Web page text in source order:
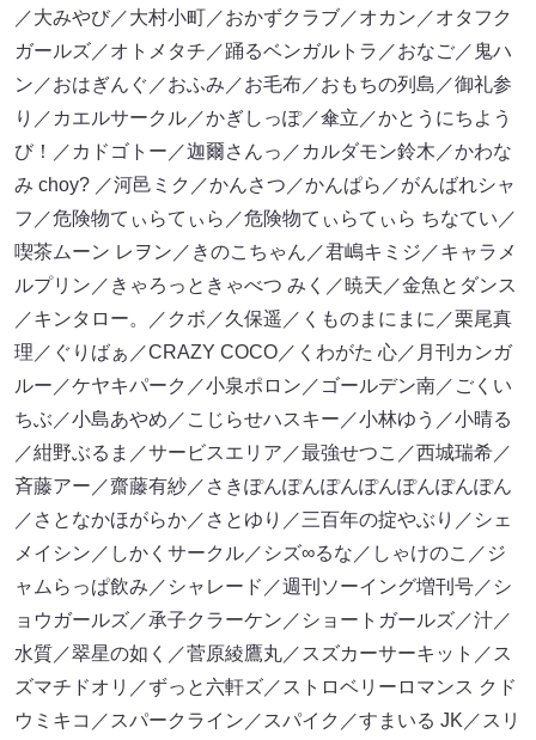
／大みやび／大村小町／おかずクラブ／オカン／オタフク
ガールズ／オトメタチ／踊るベンガルトラ／おなご／鬼ハ
ン／おはぎんぐ／おふみ／お毛布／おもちの列島／御礼参
り／カエルサークル／かぎしっぽ／傘立／かとうにちよう
び！／カドゴトー／迦爾さんっ／カルダモン鈴木／かわな
み choy? ／河邑ミク／かんさつ／かんぱら／がんばれシャ
フ／危険物てぃらてぃら／危険物てぃらてぃら ちなてい／
喫茶ムーン レヲン／きのこちゃん／君嶋キミジ／キャラメ
ルプリン／きゃろっときゃべつ みく／暁天／金魚とダンス
／キンタロー。／クボ／久保遥／くものまにまに／栗尾真
理／ぐりばぁ／CRAZY COCO／くわがた 心／月刊カンガ
ルー／ケヤキパーク／小泉ポロン／ゴールデン南／ごくい
ちぶ／小島あやめ／こじらせハスキー／小林ゆう／小晴る
／紺野ぶるま／サービスエリア／最強せつこ／西城瑞希／
斉藤アー／齋藤有紗／さきぽんぽんぽんぽんぽんぽんぽん
／さとなかほがらか／さとゆり／三百年の掟やぶり／シェ
メイシン／しかくサークル／シズ∞るな／しゃけのこ／ジ
ャムらっぱ飲み／シャレード／週刊ソーイング増刊号／シ
ョウガールズ／承子クラーケン／ショートガールズ／汁／
水質／翠星の如く／菅原綾鷹丸／スズカーサーキット／ス
ズマチドオリ／ずっと六軒ズ／ストロベリーロマンス クド
ウミキコ／スパークライン／スパイク／すまいる JK／スリ